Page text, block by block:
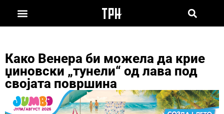
Како Венера би можела да крие
џиновски „тунели“ од лава под
својата површина